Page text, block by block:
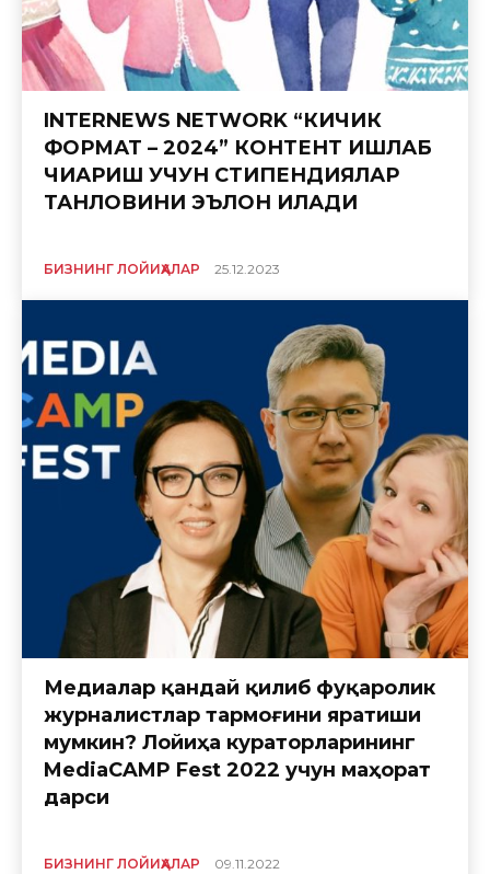
INTERNEWS NETWORK “КИЧИК
ФОРМАТ – 2024” КОНТЕНТ ИШЛАБ
ЧИҚАРИШ УЧУН СТИПЕНДИЯЛАР
ТАНЛОВИНИ ЭЪЛОН ҚИЛАДИ
БИЗНИНГ ЛОЙИҲАЛАР 25.12.2023
Медиалар қандай қилиб фуқаролик
журналистлар тармоғини яратиши
мумкин? Лойиҳа кураторларининг
MediaCAMP Fest 2022 учун маҳорат
дарси
БИЗНИНГ ЛОЙИҲАЛАР 09.11.2022